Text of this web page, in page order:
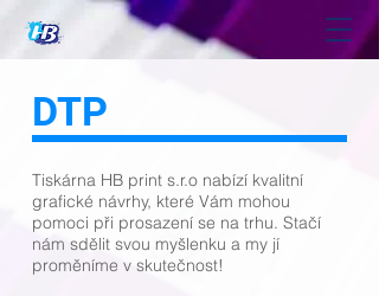
DTP
Tiskárna HB print s.r.o nabízí kvalitní
grafické návrhy, které Vám mohou
pomoci při prosazení se na trhu. Stačí
nám sdělit svou myšlenku a my jí
proměníme v skutečnost!